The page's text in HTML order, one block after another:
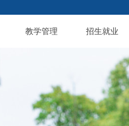
教学管理 招生就业